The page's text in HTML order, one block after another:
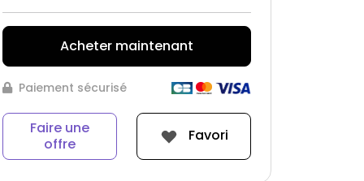
Acheter maintenant
Paiement sécurisé
Faire une
offre
Favori